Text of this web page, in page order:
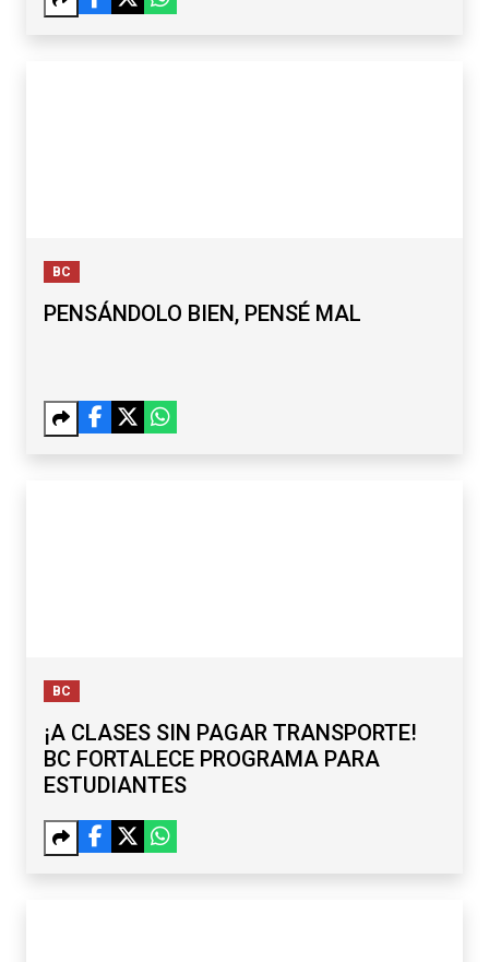
BC
PENSÁNDOLO BIEN, PENSÉ MAL
BC
¡A CLASES SIN PAGAR TRANSPORTE!
BC FORTALECE PROGRAMA PARA
ESTUDIANTES